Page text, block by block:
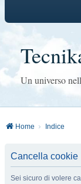
Un universo
Home Indice
Cancella cookie
Sei sicuro di volere